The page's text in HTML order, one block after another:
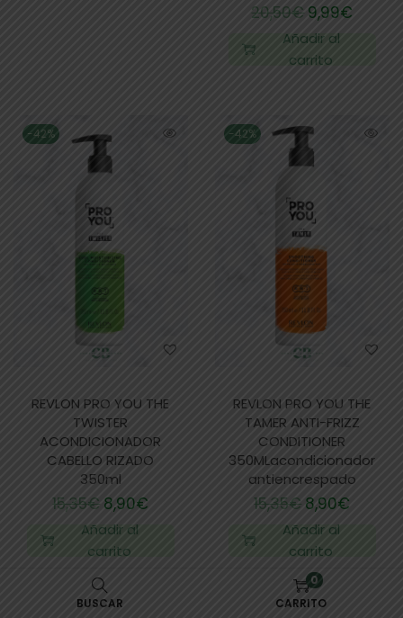
20,50€9,99€
Añadir al
carrito
-42%
REVLON PRO YOU THE
TWISTER
ACONDICIONADOR
CABELLO RIZADO
350ml
15,35€ 8,90€
Añadir al
carrito
-42%
REVLON PRO YOU THE
TAMER ANTI-FRIZZ
CONDITIONER
350MLacondicionador
antiencrespado
15,35€8,90€
Añadir al
carrito
BUSCAR
0
CARRITO